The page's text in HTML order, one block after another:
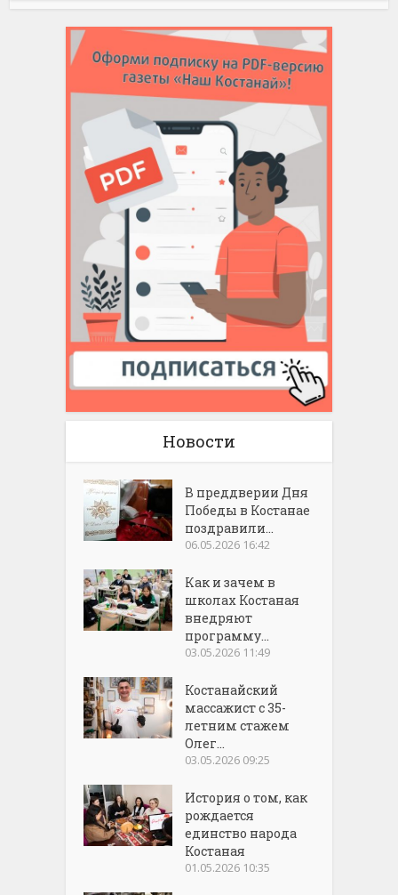
Новости
В преддверии Дня
Победы в Костанае
поздравили...
06.05.2026 16:42
Как и зачем в
школах Костаная
внедряют
программу...
03.05.2026 11:49
Костанайский
массажист с 35-
летним стажем
Олег...
03.05.2026 09:25
История о том, как
рождается
единство народа
Костаная
01.05.2026 10:35